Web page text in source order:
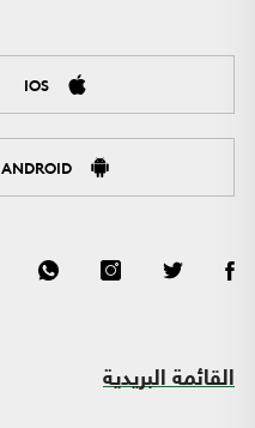
IOS
ANDROID
القائمة البريدية